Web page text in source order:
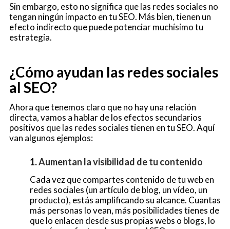
Sin embargo, esto no significa que las redes sociales no
tengan ningún impacto en tu SEO. Más bien, tienen un
efecto indirecto que puede potenciar muchísimo tu
estrategia.
¿Cómo ayudan las redes sociales
al SEO?
Ahora que tenemos claro que no hay una relación
directa, vamos a hablar de los efectos secundarios
positivos que las redes sociales tienen en tu SEO. Aquí
van algunos ejemplos:
1.Aumentan la visibilidad de tu contenido
Cada vez que compartes contenido de tu web en
redes sociales (un artículo de blog, un vídeo, un
producto), estás amplificando su alcance. Cuantas
más personas lo vean, más posibilidades tienes de
que lo enlacen desde sus propias webs o blogs, lo